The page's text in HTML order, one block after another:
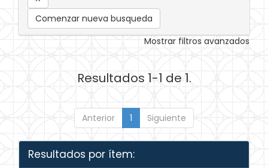
Comenzar nueva busqueda
Mostrar filtros avanzados
Resultados 1-1 de 1.
Anterior 1 Siguiente
Resultados por ítem: